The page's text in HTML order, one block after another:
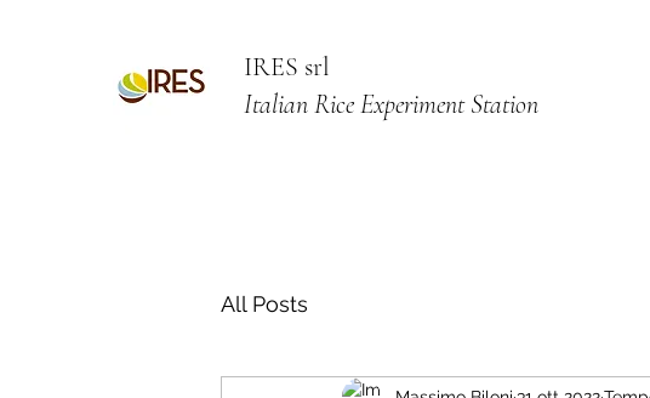
IRES srl
Italian Rice Experiment Station
All Posts